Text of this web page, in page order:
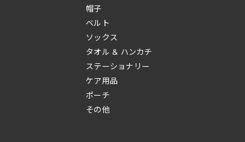
帽子
ベルト
ソックス
タオル & ハンカチ
ステーショナリー
ケア用品
ポーチ
その他